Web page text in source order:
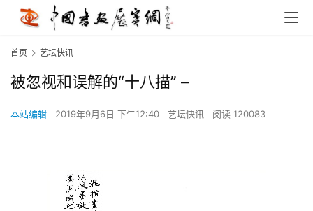
首页 艺坛快讯
被忽视和误解的“十八描” –
本站编辑 2019年9月6日 下午12:40 艺坛快讯 阅读 120083